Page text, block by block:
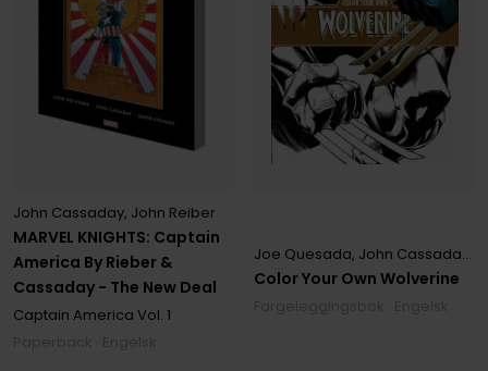
MARVEL KNIGHTS: Captain
America By Rieber &
Cassaday - The New Deal
John Cassaday, John Reiber
Captain America Vol. 1
Color Your Own Wolverine
Joe Quesada, John Cassaday ,